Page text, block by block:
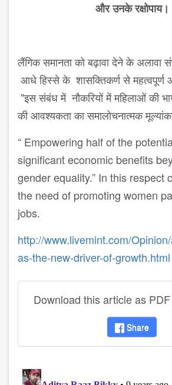
और उनके रक्षोपाय।
लैंगिक समानता को बढ़ावा देने के अलावा
आधे हिस्से के शासक्तिकर्ण से महत्वपूर्ण
"इस संबंध में नौकरियों में महिलाओं की
की आवश्यकता का समालोचनात्मक
“ Empowering half of the
significant economic benefits
gender equality.” In this respect
the need of promoting women
jobs.
http://www.livemint.com/
as-the-new-driver-of-growth.html
Download this article as
Share